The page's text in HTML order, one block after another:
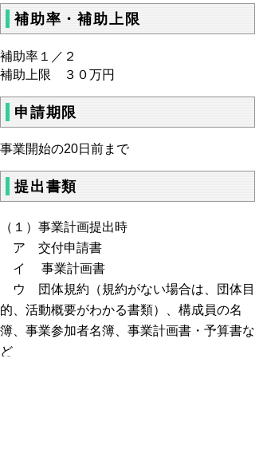
補助率・補助上限
補助率１／２
補助上限 ３０万円
申請期限
事業開始の20日前まで
提出書類
（１）事業計画提出時
ア 交付申請書
イ 事業計画書
ウ 団体規約（規約がない場合は、団体目
的、活動概要がわかる書類）、構成員の名
簿、事業参加者名簿、事業計画書・予算書な
ど